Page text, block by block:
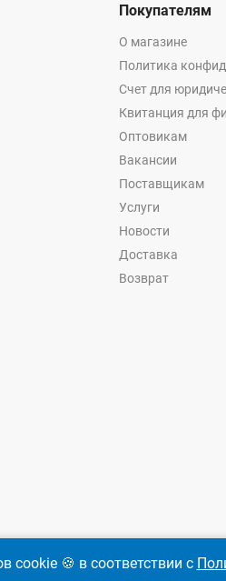
Покупателям
О магазине
Политика
Счет для
Квитанция для
Оптовикам
Вакансии
Поставщикам
Услуги
Новости
Доставка
Возврат
cookie 🍪 в соответствии с